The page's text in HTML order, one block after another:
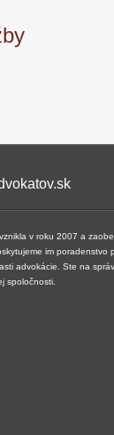
v roku 2007 a
im
advokácie. Ste na
spoločnosti.